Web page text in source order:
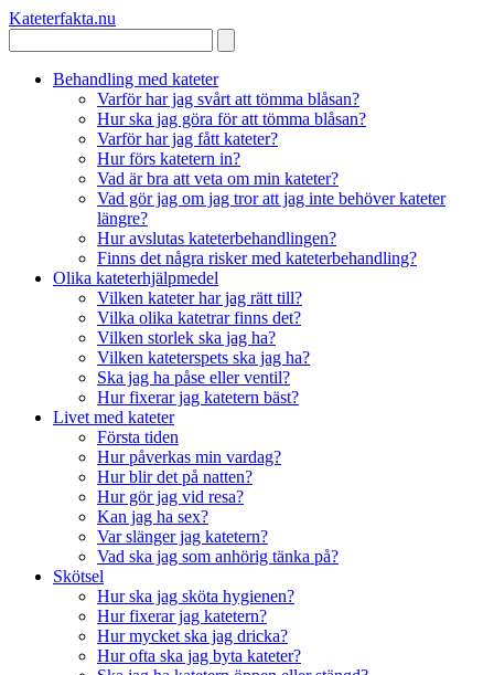
Kateterfakta.nu
Behandling med kateter
Varför har jag svårt att tömma blåsan?
Hur ska jag göra för att tömma blåsan?
Varför har jag fått kateter?
Hur förs katetern in?
Vad är bra att veta om min kateter?
Vad gör jag om jag tror att jag inte behöver kateter
längre?
Hur avslutas kateterbehandlingen?
Finns det några risker med kateterbehandling?
Olika kateterhjälpmedel
Vilken kateter har jag rätt till?
Vilka olika katetrar finns det?
Vilken storlek ska jag ha?
Vilken kateterspets ska jag ha?
Ska jag ha påse eller ventil?
Hur fixerar jag katetern bäst?
Livet med kateter
Första tiden
Hur påverkas min vardag?
Hur blir det på natten?
Hur gör jag vid resa?
Kan jag ha sex?
Var slänger jag katetern?
Vad ska jag som anhörig tänka på?
Skötsel
Hur ska jag sköta hygienen?
Hur fixerar jag katetern?
Hur mycket ska jag dricka?
Hur ofta ska jag byta kateter?